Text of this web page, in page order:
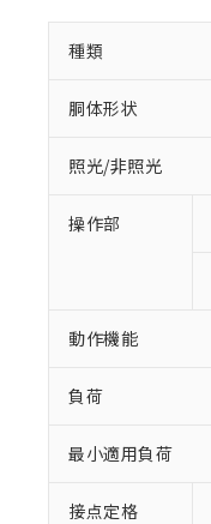
種類
胴体形状
照光/非照光
操作部
動作機能
負荷
最小適用負荷
接点定格